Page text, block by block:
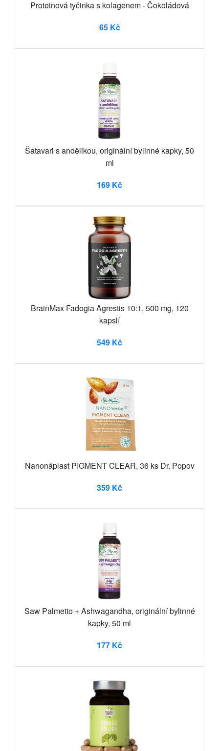
Proteinová tyčinka s kolagenem - Čokoládová
65 Kč
Šatavari s andělikou, originální bylinné kapky, 50
ml
169 Kč
BrainMax Fadogia Agrestis 10:1, 500 mg, 120
kapslí
549 Kč
Nanonáplast PIGMENT CLEAR, 36 ks Dr. Popov
359 Kč
Saw Palmetto + Ashwagandha, originální bylinné
kapky, 50 ml
177 Kč